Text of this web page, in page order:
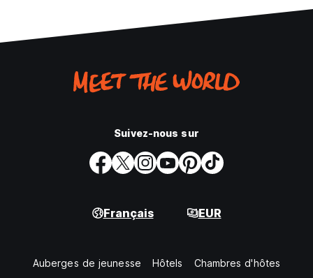
Suivez-nous sur
Français EUR
Auberges de jeunesse Hôtels Chambres d'hôtes